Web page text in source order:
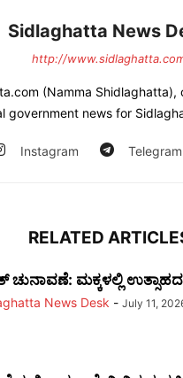
Sidlaghatta News
http://
(Namma
government news for
Instagram Telegram
RELATED
ಚುನಾವಣೆ: ಮಕ್ಕಳಲ್ಲಿ
News Desk - July 11,